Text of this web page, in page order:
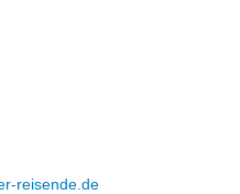
reisende.de